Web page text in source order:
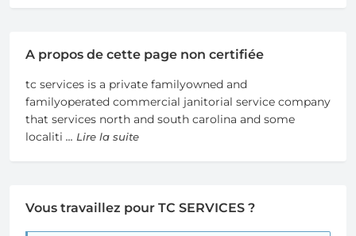
A propos de cette page non certifiée
tc services is a private familyowned and
familyoperated commercial janitorial service company
that services north and south carolina and some
localiti ... Lire la suite
Vous travaillez pour TC SERVICES ?